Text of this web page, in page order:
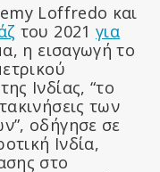
Loffredo και
του 2021 για
η εισαγωγή το
Ινδίας, “το
των
οδήγησε σε
Ινδία,
στο